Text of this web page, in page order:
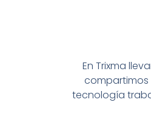
En Trixma
compartimos
tecnología